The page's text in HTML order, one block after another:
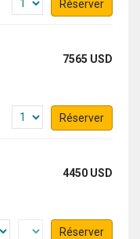
Réserver
7565 USD
Réserver
4450 USD
Réserver